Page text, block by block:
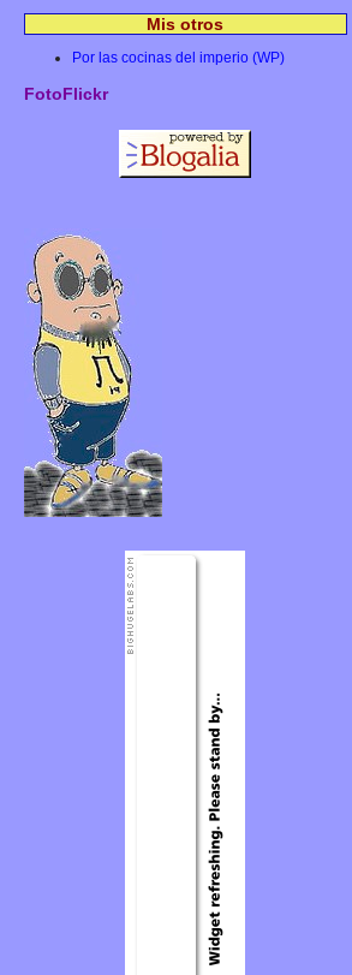
Mis otros
Por las cocinas del imperio (WP)
FotoFlickr